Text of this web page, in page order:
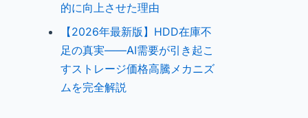
的に向上させた理由
【2026年最新版】HDD在庫不
足の真実——AI需要が引き起こ
すストレージ価格高騰メカニズ
ムを完全解説